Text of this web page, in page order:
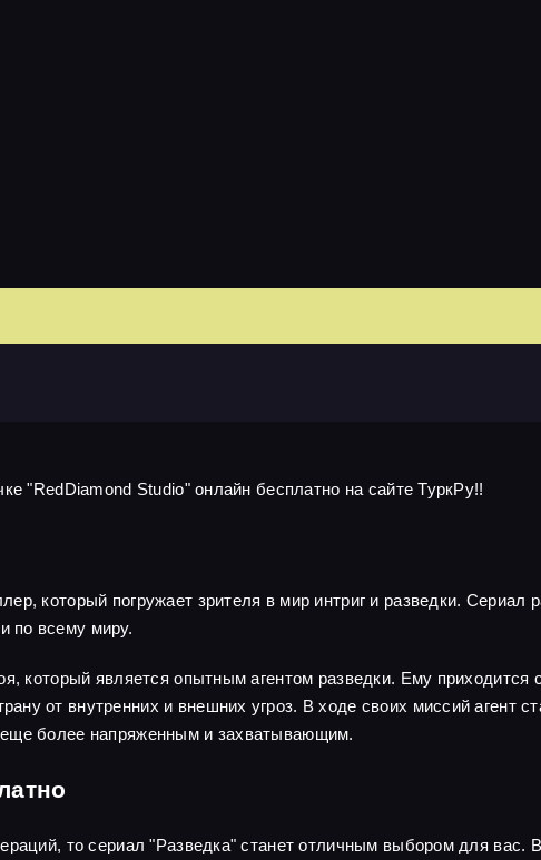
"RedDiamond Studio" онлайн бесплатно на сайте ТуркРу!!
который погружает зрителя в мир интриг и разведки. Сериал
по всему миру.
который является опытным агентом разведки. Ему приходится
от внутренних и внешних угроз. В ходе своих миссий агент
более напряженным и захватывающим.
то сериал "Разведка" станет отличным выбором для вас.